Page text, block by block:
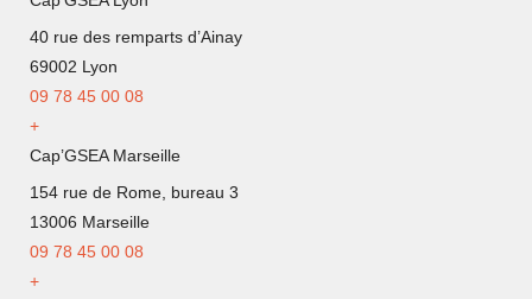
40 rue des remparts d’Ainay
69002 Lyon
09 78 45 00 08
+
Cap’GSEA Marseille
154 rue de Rome, bureau 3
13006 Marseille
09 78 45 00 08
+